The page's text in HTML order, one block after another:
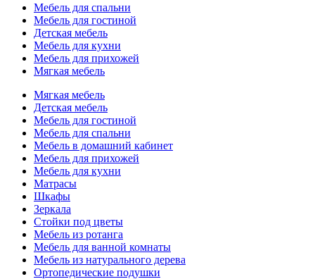
Мебель для спальни
Мебель для гостиной
Детская мебель
Мебель для кухни
Мебель для прихожей
Мягкая мебель
Мягкая мебель
Детская мебель
Мебель для гостиной
Мебель для спальни
Мебель в домашний кабинет
Мебель для прихожей
Мебель для кухни
Матрасы
Шкафы
Зеркала
Стойки под цветы
Мебель из ротанга
Мебель для ванной комнаты
Мебель из натурального дерева
Ортопедические подушки